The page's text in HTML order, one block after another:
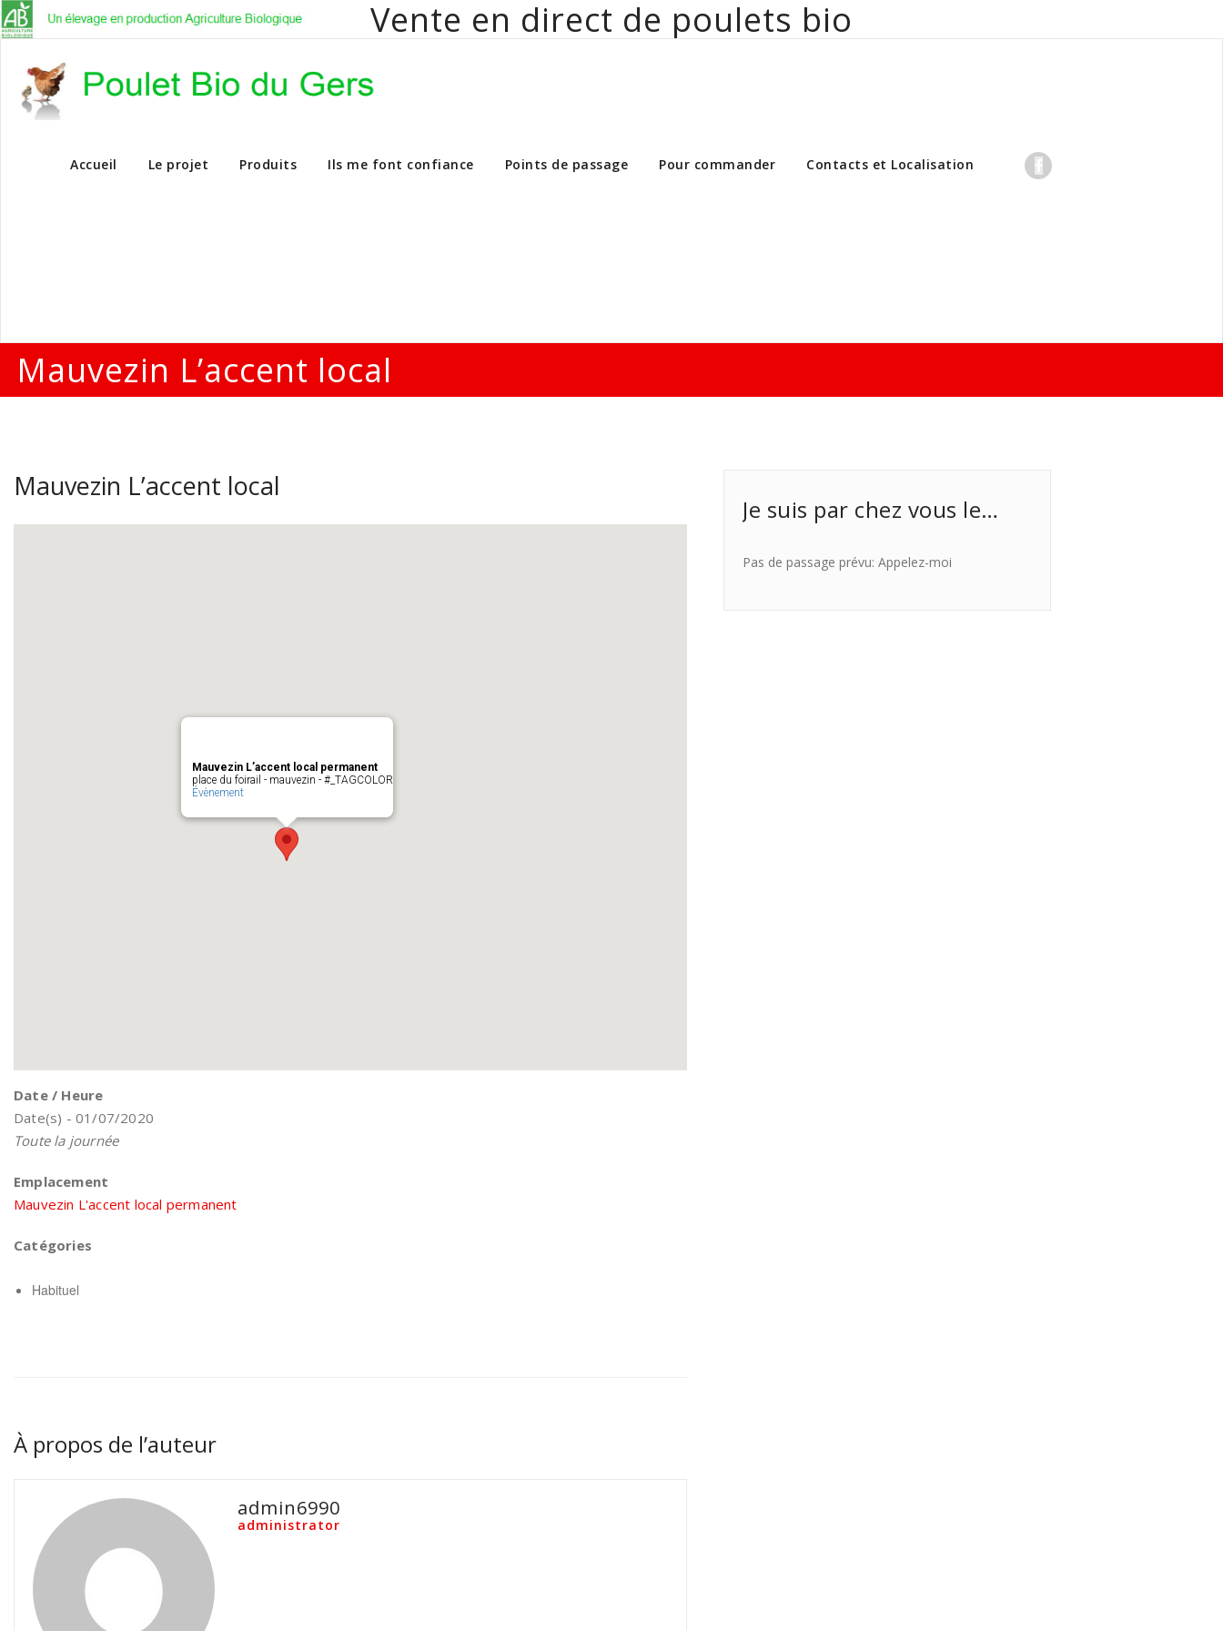
Vente en direct de poulets bio
Vente en direct de poulets bio aux particuliers et professionnels
Accueil Le projet Produits Ils me font confiance Points de passage Pour commander Contacts et Localisation
Mauvezin L’accent local
Mauvezin L’accent local
Mauvezin L’accent local permanent
place du foirail - mauvezin - #_TAGCOLOR
Évènement
Date / Heure
Date(s) - 01/07/2020
Toute la journée
Emplacement
Mauvezin L'accent local permanent
Catégories
Habituel
À propos de l’auteur
admin6990
administrator
Je suis par chez vous le…
Pas de passage prévu: Appelez-moi